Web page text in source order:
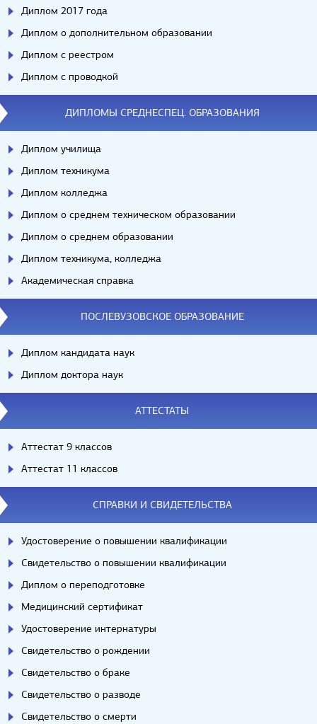
Диплом 2017 года
Диплом о дополнительном образовании
Диплом с реестром
Диплом с проводкой
ДИПЛОМЫ СРЕДНЕСПЕЦ. ОБРАЗОВАНИЯ
Диплом училища
Диплом техникума
Диплом колледжа
Диплом о среднем техническом образовании
Диплом о среднем образовании
Диплом техникума, колледжа
Академическая справка
ПОСЛЕВУЗОВСКОЕ ОБРАЗОВАНИЕ
Диплом кандидата наук
Диплом доктора наук
АТТЕСТАТЫ
Аттестат 9 классов
Аттестат 11 классов
СПРАВКИ И СВИДЕТЕЛЬСТВА
Удостоверение о повышении квалификации
Свидетельство о повышении квалификации
Диплом о переподготовке
Медицинский сертификат
Удостоверение интернатуры
Свидетельство о рождении
Свидетельство о браке
Свидетельство о разводе
Свидетельство о смерти